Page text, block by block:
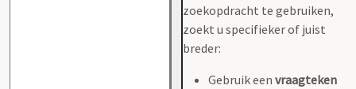
zoekopdracht te gebruiken,
zoekt u specifieker of juist
breder:
Gebruik een vraagteken